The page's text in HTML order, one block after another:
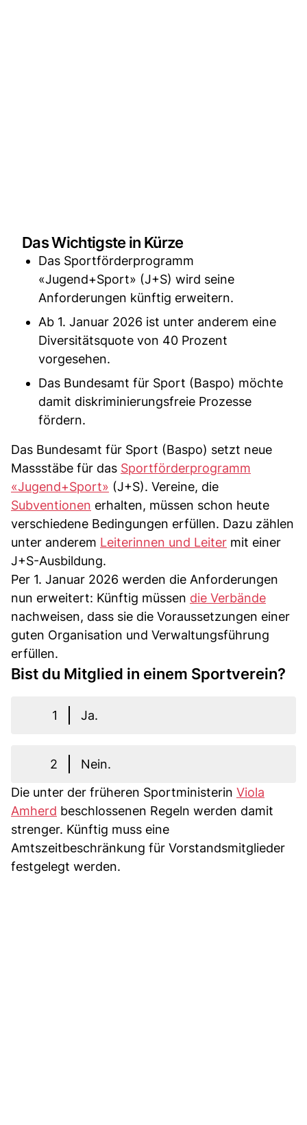
Das Wichtigste in Kürze
Das Sportförderprogramm
«Jugend+Sport» (J+S) wird seine
Anforderungen künftig erweitern.
Ab 1. Januar 2026 ist unter anderem eine
Diversitätsquote von 40 Prozent
vorgesehen.
Das Bundesamt für Sport (Baspo) möchte
damit diskriminierungsfreie Prozesse
fördern.
Das Bundesamt für Sport (Baspo) setzt neue
Massstäbe für das Sportförderprogramm
«Jugend+Sport» (J+S). Vereine, die
Subventionen erhalten, müssen schon heute
verschiedene Bedingungen erfüllen. Dazu zählen
unter anderem Leiterinnen und Leiter mit einer
J+S-Ausbildung.
Per 1. Januar 2026 werden die Anforderungen
nun erweitert: Künftig müssen die Verbände
nachweisen, dass sie die Voraussetzungen einer
guten Organisation und Verwaltungsführung
erfüllen.
Bist du Mitglied in einem Sportverein?
1 Ja.
2
Nein.
Die unter der früheren Sportministerin Viola
Amherd beschlossenen Regeln werden damit
strenger. Künftig muss eine
Amtszeitbeschränkung für Vorstandsmitglieder
festgelegt werden.